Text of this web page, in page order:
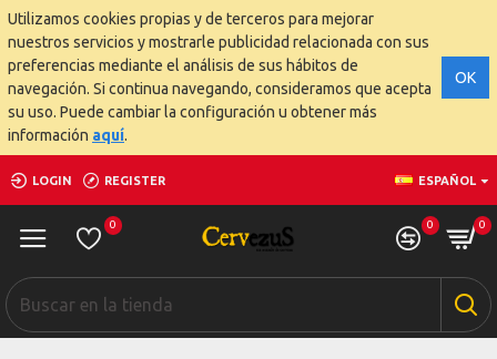
Utilizamos cookies propias y de terceros para mejorar
nuestros servicios y mostrarle publicidad relacionada con sus
preferencias mediante el análisis de sus hábitos de
navegación. Si continua navegando, consideramos que acepta
su uso. Puede cambiar la configuración u obtener más
información aquí.
OK
LOGIN REGISTER ESPAÑOL
0 0 0